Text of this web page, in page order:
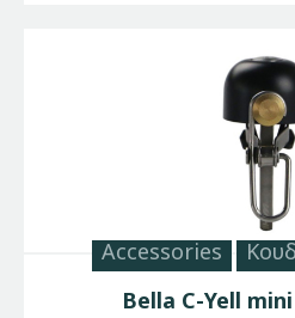
Accessories
Bella C-Yell